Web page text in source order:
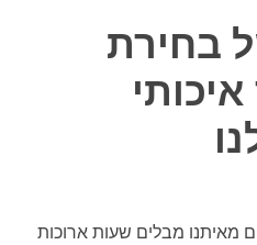
בחירת
מאיתנו מבלים שעות ארוכות